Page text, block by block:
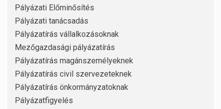
Pályázati Előminősítés
Pályázati tanácsadás
Pályázatírás vállalkozásoknak
Mezőgazdasági pályázatírás
Pályázatírás magánszemélyeknek
Pályázatírás civil szervezeteknek
Pályázatírás önkormányzatoknak
Pályázatfigyelés